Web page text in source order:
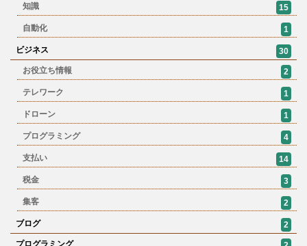
知識 15
自動化 1
ビジネス
30
お役立ち情報
2
テレワーク 1
ドローン 1
プログラミング 4
支払い 14
税金 3
集客 2
ブログ
2
プログラミング